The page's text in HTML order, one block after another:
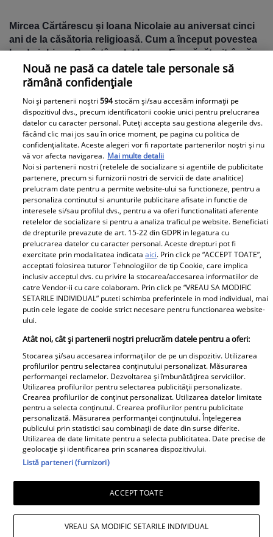
Mircea Cărtărescu și Ioana Nicolaie au aniversat cinci
ani de la căsătoria religioasă. Cum a început povestea
lor de iubire: „S-a întâmplat brusc. Era căsătorit, încă,
și eu eram într-o altă relație”
Mircea Cărtărescu și Ioana Nicolaie, soția lui
Parteneri
Scandalul care nu s-a
văzut la TV! După
fluierul final, în timp ce
se îmbrățișau, pe teren
a început bătaia! Un
jucător a fost eliminat
după fluierul final! FIFA
analizează imaginile
Lovitură dură pentru
George Simion, liderul
AUR! Ce anunț oficial a
făcut Palatul Cotroceni
Din păcate, e adevărat!
S-au despărțit și ei... E
vestea tristă a zilei în
showbiz! Pozau în cel
mai fericit cuplu, dar
realitatea era, din
păcate, alta
Divorț la nivel înalt în
politică. Incredibil ce a
aflat despre soțul ei,
Nouă ne pasă ca datele tale personale să
rămână confidențiale
Noi și partenerii noștri594stocăm și/sau accesăm informații pe
dispozitivul dvs., precum identificatorii cookie unici pentru prelucrarea
datelor cu caracter personal. Puteți accepta sau gestiona alegerile dvs.
făcând clic mai jos sau în orice moment, pe pagina cu politica de
confidențialitate. Aceste alegeri vor fi raportate partenerilor noștri și nu
vă vor afecta navigarea. Mai multe detalii
Noi si partenerii nostri (retelele de socializare si agentiile de publicitate
partenere, precum si furnizorii nostri de servicii de date analitice)
prelucram date pentru a permite website-ului sa functioneze, pentru a
personaliza continutul si anunturile publicitare afisate in functie de
interesele si/sau profilul dvs., pentru a va oferi functionalitati aferente
retelelor de socializare si pentru a analiza traficul pe website. Beneficiati
de drepturile prevazute de art. 15-22 din GDPR in legatura cu
prelucrarea datelor cu caracter personal. Aceste drepturi pot fi
exercitate prin modalitatea indicataaici. Prin click pe “ACCEPT TOATE”,
acceptati folosirea tuturor Tehnologiilor de tip Cookie, care implica
inclusiv acceptul dvs. cu privire la stocarea/accesarea informatiilor de
catre Vendor-ii cu care colaboram. Prin click pe “VREAU SA MODIFIC
SETARILE INDIVIDUAL” puteti schimba preferintele in mod individual, mai
putin cele legate de cookie strict necesare pentru functionarea website-
ului.
Atât noi, cât și partenerii noștri prelucrăm datele pentru a oferi:
Stocarea și/sau accesarea informațiilor de pe un dispozitiv. Utilizarea
profilurilor pentru selectarea conținutului personalizat. Măsurarea
performanței reclamelor. Dezvoltarea și îmbunătățirea serviciilor.
Utilizarea profilurilor pentru selectarea publicității personalizate.
Crearea profilurilor de conținut personalizat. Utilizarea datelor limitate
pentru a selecta conținutul. Crearea profilurilor pentru publicitate
personalizată. Măsurarea performanței conținutului. Înțelegerea
publicului prin statistici sau combinații de date din surse diferite.
Utilizarea de date limitate pentru a selecta publicitatea. Date precise de
geolocație și identificarea prin scanarea dispozitivului.
Listă parteneri (furnizori)
ACCEPT TOATE
VREAU SA MODIFIC SETARILE INDIVIDUAL